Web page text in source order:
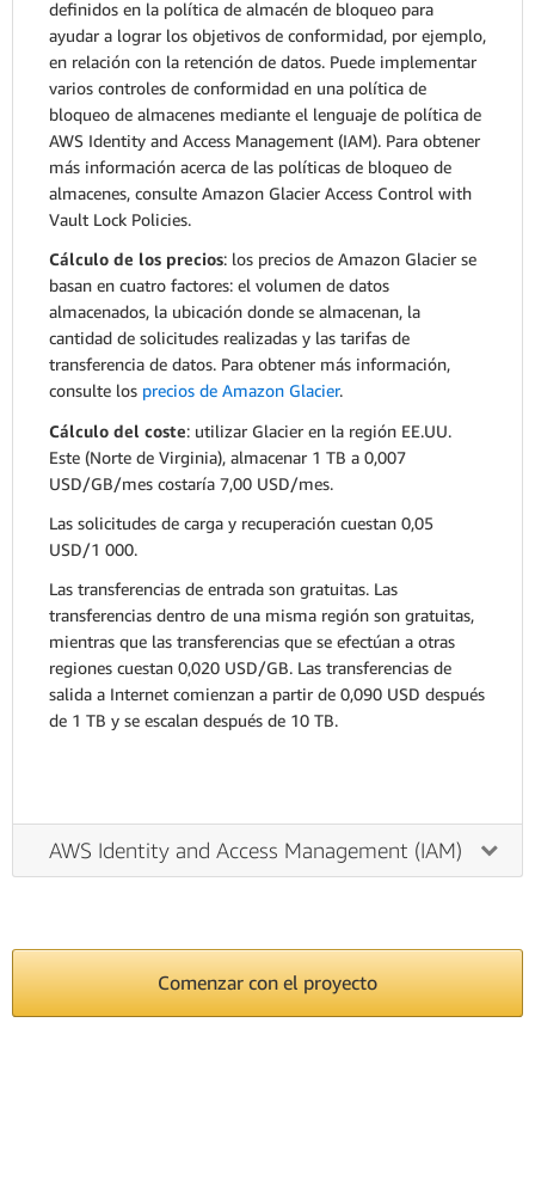
definidos en la política de almacén de bloqueo para
ayudar a lograr los objetivos de conformidad, por ejemplo,
en relación con la retención de datos. Puede implementar
varios controles de conformidad en una política de
bloqueo de almacenes mediante el lenguaje de política de
AWS Identity and Access Management (IAM). Para obtener
más información acerca de las políticas de bloqueo de
almacenes, consulte Amazon Glacier Access Control with
Vault Lock Policies.
Cálculo de los precios: los precios de Amazon Glacier se
basan en cuatro factores: el volumen de datos
almacenados, la ubicación donde se almacenan, la
cantidad de solicitudes realizadas y las tarifas de
transferencia de datos. Para obtener más información,
consulte los precios de Amazon Glacier.
Cálculo del coste: utilizar Glacier en la región EE.UU.
Este (Norte de Virginia), almacenar 1 TB a 0,007
USD/GB/mes costaría 7,00 USD/mes.
Las solicitudes de carga y recuperación cuestan 0,05
USD/1 000.
Las transferencias de entrada son gratuitas. Las
transferencias dentro de una misma región son gratuitas,
mientras que las transferencias que se efectúan a otras
regiones cuestan 0,020 USD/GB. Las transferencias de
salida a Internet comienzan a partir de 0,090 USD después
de 1 TB y se escalan después de 10 TB.
AWS Identity and Access Management (IAM)
Comenzar con el proyecto